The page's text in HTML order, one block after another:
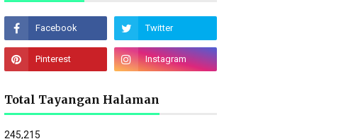
Total Tayangan Halaman
245,215